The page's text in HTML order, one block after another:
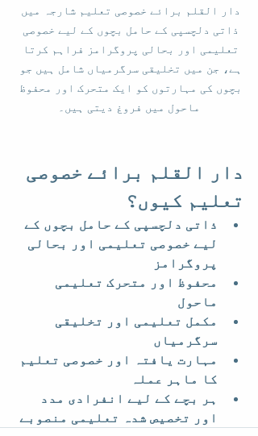
دار القلم برائے خصوصی تعلیم شارجہ میں
ذاتی دلچسپی کے حامل بچوں کے لیے خصوصی
تعلیمی اور بحالی پروگرامز فراہم کرتا
ہے، جن میں تخلیقی سرگرمیاں شامل ہیں جو
بچوں کی مہارتوں کو ایک متحرک اور محفوظ
ماحول میں فروغ دیتی ہیں۔
دار القلم برائے خصوصی
تعلیم کیوں؟
ذاتی دلچسپی کے حامل بچوں کے
لیے خصوصی تعلیمی اور بحالی
پروگرامز
محفوظ اور متحرک تعلیمی
ماحول
مکمل تعلیمی اور تخلیقی
سرگرمیاں
مہارت یافتہ اور خصوصی تعلیم
کا ماہر عملہ
ہر بچے کے لیے انفرادی مدد
اور تخصیص شدہ تعلیمی منصوبے